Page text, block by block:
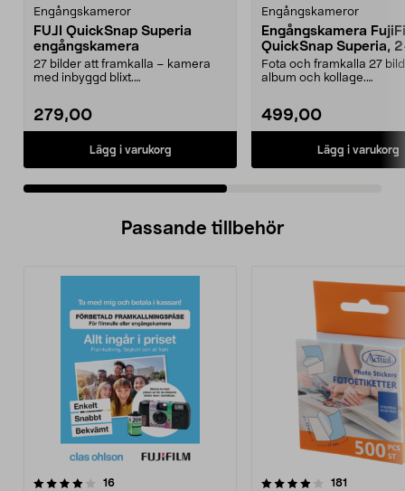
Engångskameror
FUJI QuickSnap Superia
engångskamera
27 bilder att framkalla – kamera
med inbyggd blixt.
279,00
Lägg i varukorg
Engångskameror
Engångskamera
QuickSnap Superia,
Fota och framkalla 27
album och kollage.
499,00
Lägg i varukorg
Passande tillbehör
16recensioner
4.0av 5 stjärnor 181